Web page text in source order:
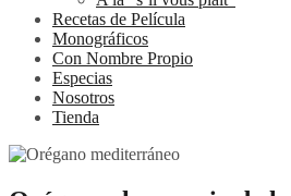
Recetas de Película
Monográficos
Con Nombre Propio
Especias
Nosotros
Tienda